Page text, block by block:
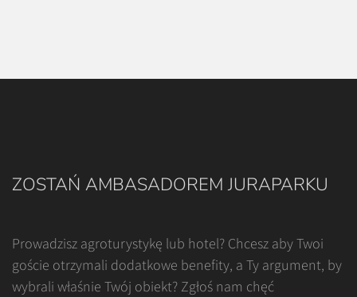
ZOSTAŃ AMBASADOREM JURAPARKU
Prowadzisz agroturystykę lub hotel? Chcesz aby Twoi
goście otrzymali dodatkowe benefity, a Ty argument, by
wybrali właśnie Twój obiekt? Zgłoś nam chęć